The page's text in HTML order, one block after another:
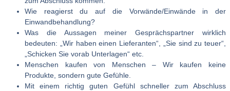
Wie reagierst du auf die Vorwände/Einwände in der
Einwandbehandlung?
Was die Aussagen meiner Gesprächspartner wirklich
bedeuten: „Wir haben einen Lieferanten“, „Sie sind zu teuer“,
„Schicken Sie vorab Unterlagen“ etc.
Menschen kaufen von Menschen – Wir kaufen keine
Produkte, sondern gute Gefühle.
Mit einem richtig guten Gefühl schneller zum Abschluss